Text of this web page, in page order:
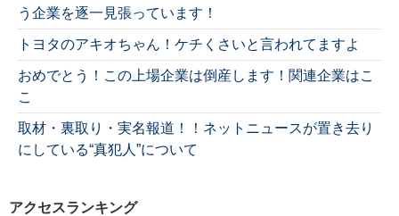
う企業を逐一見張っています！
トヨタのアキオちゃん！ケチくさいと言われてますよ
おめでとう！この上場企業は倒産します！関連企業はこ
こ
取材・裏取り・実名報道！！ネットニュースが置き去り
にしている“真犯人”について
アクセスランキング